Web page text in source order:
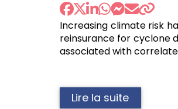
Increasing climate risk
reinsurance for cyclone
associated with
Lire la suite